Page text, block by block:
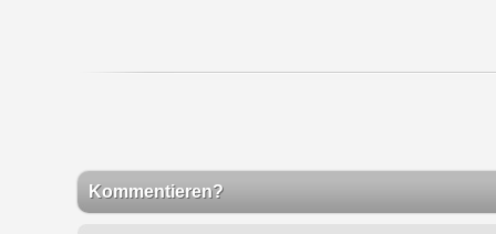
Kommentieren?